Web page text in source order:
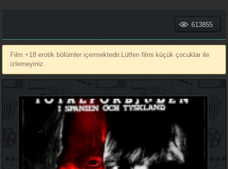
613855
Film +18 erotik bölümler içermektedir.Lütfen filmi küçük çocuklar ile
izlemeyiniz.